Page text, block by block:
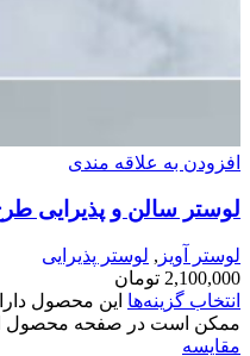
افزودن به علاقه مندی
لوستر سالن و پذیرایی طرح منظومه 9
لوستر آویز , لوستر پذیرایی
2,100,000 تومان
انتخاب گزینه‌ها این محصول
ممکن است در صفحه محصول
مقایسه